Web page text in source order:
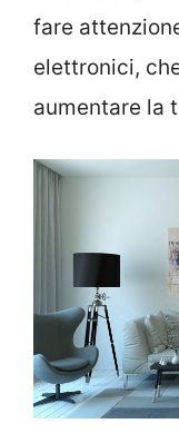
fare
elettronici,
aumentare la